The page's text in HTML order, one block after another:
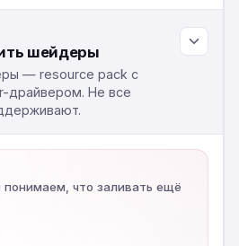
шейдеры
— resource pack с
драйвером. Не все
что заливать ещё